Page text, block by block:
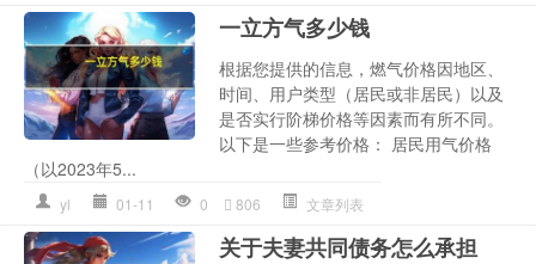
一立方气多少钱
根据您提供的信息，燃气价格因地区、
时间、用户类型（居民或非居民）以及
是否实行阶梯价格等因素而有所不同。
以下是一些参考价格： 居民用气价格
（以2023年5...
yl 01-11 0 806 文章列表
关于夫妻共同债务怎么承担